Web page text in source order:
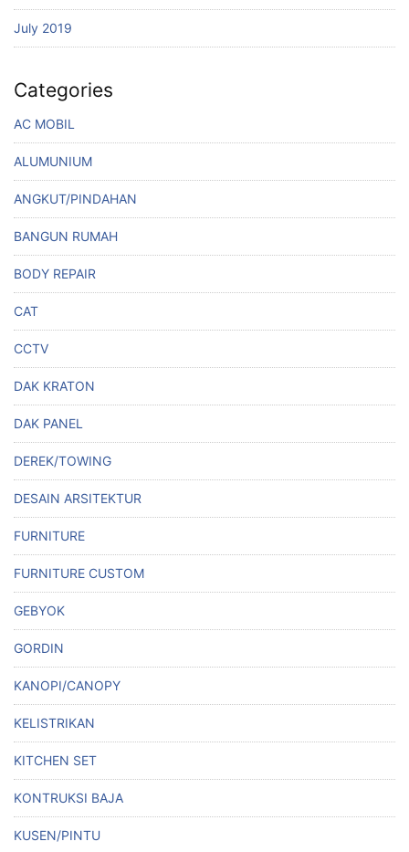
July 2019
Categories
AC MOBIL
ALUMUNIUM
ANGKUT/PINDAHAN
BANGUN RUMAH
BODY REPAIR
CAT
CCTV
DAK KRATON
DAK PANEL
DEREK/TOWING
DESAIN ARSITEKTUR
FURNITURE
FURNITURE CUSTOM
GEBYOK
GORDIN
KANOPI/CANOPY
KELISTRIKAN
KITCHEN SET
KONTRUKSI BAJA
KUSEN/PINTU